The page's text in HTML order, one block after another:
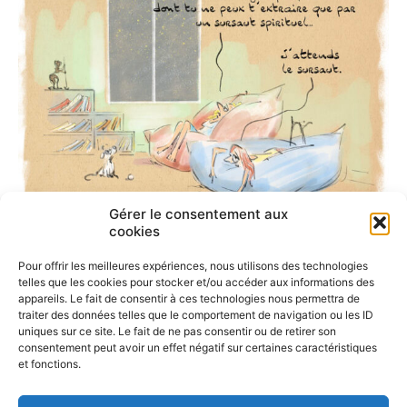
Gérer le consentement aux
cookies
Pour offrir les meilleures expériences, nous utilisons des technologies
telles que les cookies pour stocker et/ou accéder aux informations des
appareils. Le fait de consentir à ces technologies nous permettra de
traiter des données telles que le comportement de navigation ou les ID
uniques sur ce site. Le fait de ne pas consentir ou de retirer son
consentement peut avoir un effet négatif sur certaines caractéristiques
et fonctions.